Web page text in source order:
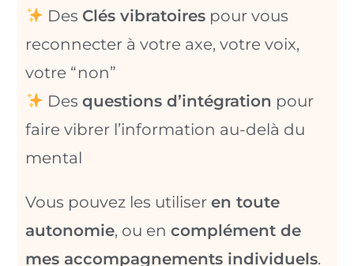
Des Clés vibratoires pour vous
reconnecter à votre axe, votre voix,
votre “non”
Desquestions d’intégration pour
faire vibrer l’information au-delà du
mental
Vous pouvez les utiliseren toute
autonomie, ou encomplément de
mes accompagnements individuels.